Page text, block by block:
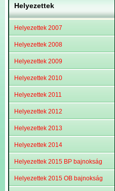
Helyezettek
Helyezettek 2007
Helyezettek 2008
Helyezettek 2009
Helyezettek 2010
Helyezettek 2011
Helyezettek 2012
Helyezettek 2013
Helyezettek 2014
Helyezettek 2015 BP bajnokság
Helyezettek 2015 OB bajnokság